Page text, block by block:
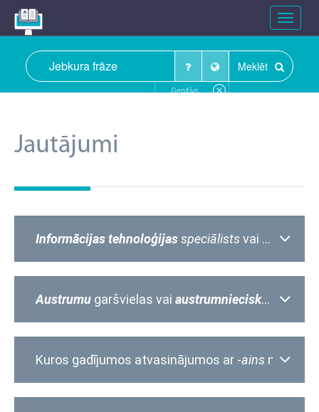
Toggle
Meklēt
Ģenitīvs
Jautājumi
Informācijas tehnoloģijasspeciālistsvai
Austrumu garšvielas vai austrumnieciskās
Kuros gadījumos atvasinājumos ar -ains no